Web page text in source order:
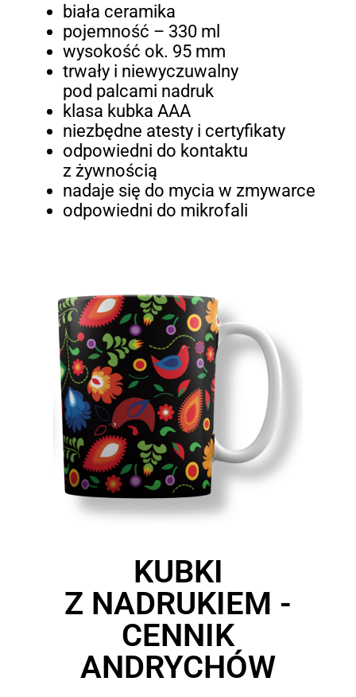
biała ceramika
pojemność – 330 ml
wysokość ok. 95 mm
trwały i niewyczuwalny
pod palcami nadruk
klasa kubka AAA
niezbędne atesty i certyfikaty
odpowiedni do kontaktu
z żywnością
nadaje się do mycia w zmywarce
odpowiedni do mikrofali
KUBKI
Z NADRUKIEM -
CENNIK
ANDRYCHÓW